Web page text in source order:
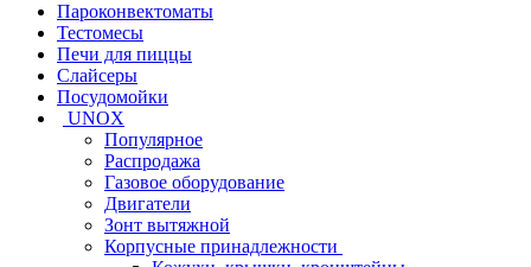
Пароконвектоматы
Тестомесы
Печи для пиццы
Слайсеры
Посудомойки
UNOX
Популярное
Распродажа
Газовое оборудование
Двигатели
Зонт вытяжной
Корпусные принадлежности